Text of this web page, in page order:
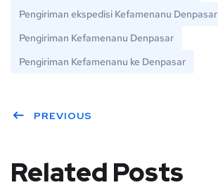
Pengiriman ekspedisi Kefamenanu Denpasar
Pengiriman Kefamenanu Denpasar
Pengiriman Kefamenanu ke Denpasar
PREVIOUS
Related Posts